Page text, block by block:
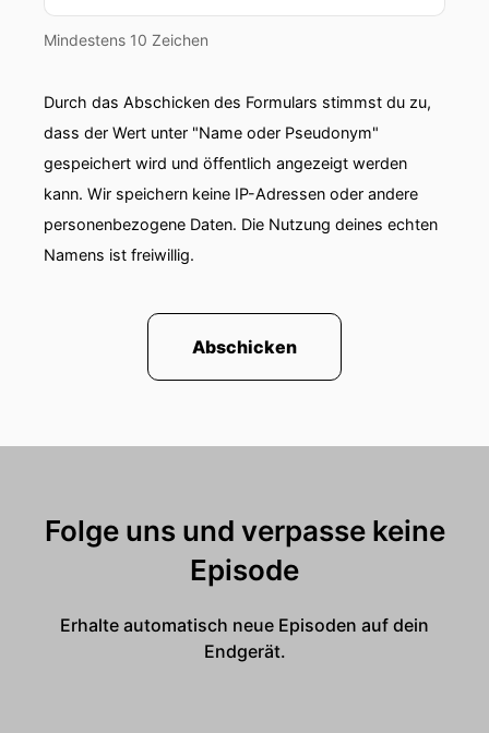
Mindestens 10 Zeichen
Durch das Abschicken des Formulars stimmst du zu,
dass der Wert unter "Name oder Pseudonym"
gespeichert wird und öffentlich angezeigt werden
kann. Wir speichern keine IP-Adressen oder andere
personenbezogene Daten. Die Nutzung deines echten
Namens ist freiwillig.
Abschicken
Folge uns und verpasse keine
Episode
Erhalte automatisch neue Episoden auf dein
Endgerät.